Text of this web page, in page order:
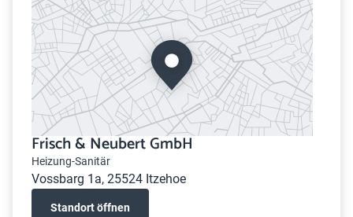
Frisch & Neubert GmbH
Heizung-Sanitär
Vossbarg 1a, 25524 Itzehoe
Standort öffnen